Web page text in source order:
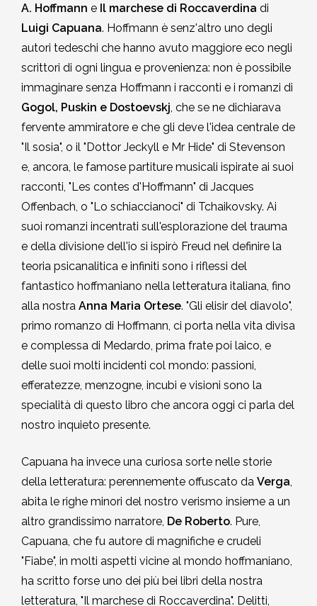
A. Hoffmann e Il marchese di Roccaverdina di
Luigi Capuana. Hoffmann è senz'altro uno degli
autori tedeschi che hanno avuto maggiore eco negli
scrittori di ogni lingua e provenienza: non è possibile
immaginare senza Hoffmann i racconti e i romanzi di
Gogol, Puskin e Dostoevskj , che se ne dichiarava
fervente ammiratore e che gli deve l'idea centrale de
"Il sosia", o il "Dottor Jeckyll e Mr Hide" di Stevenson
e, ancora, le famose partiture musicali ispirate ai suoi
racconti, "Les contes d'Hoffmann" di Jacques
Offenbach, o "Lo schiaccianoci" di Tchaikovsky. Ai
suoi romanzi incentrati sull'esplorazione del trauma
e della divisione dell'io si ispirò Freud nel definire la
teoria psicanalitica e infiniti sono i riflessi del
fantastico hoffmaniano nella letteratura italiana, fino
alla nostra Anna Maria Ortese. "Gli elisir del diavolo",
primo romanzo di Hoffmann, ci porta nella vita divisa
e complessa di Medardo, prima frate poi laico, e
delle suoi molti incidenti col mondo: passioni,
efferatezze, menzogne, incubi e visioni sono la
specialità di questo libro che ancora oggi ci parla del
nostro inquieto presente.
Capuana ha invece una curiosa sorte nelle storie
della letteratura: perennemente offuscato da Verga
abita le righe minori del nostro verismo insieme a un
altro grandissimo narratore, De Roberto. Pure,
Capuana, che fu autore di magnifiche e crudeli
"Fiabe", in molti aspetti vicine al mondo hoffmaniano,
ha scritto forse uno dei più bei libri della nostra
letteratura, "Il marchese di Roccaverdina". Delitti,